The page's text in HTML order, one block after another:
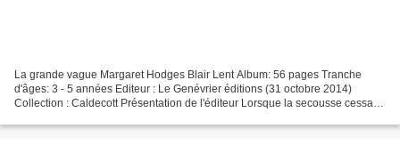
La grande vague Margaret Hodges Blair Lent Album: 56 pages Tranche
d'âges: 3 - 5 années Editeur : Le Genévrier éditions (31 octobre 2014)
Collection : Caldecott Présentation de l'éditeur Lorsque la secousse cessa,